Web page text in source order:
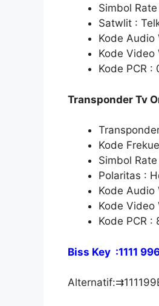
Simbol
Satwlit :
Kode Audio
Kode Video
Kode PCR :
Transponder Tv
Kode
Simbol
Polaritas :
Kode Audio
Kode Video
Kode PCR :
Biss Key :1111